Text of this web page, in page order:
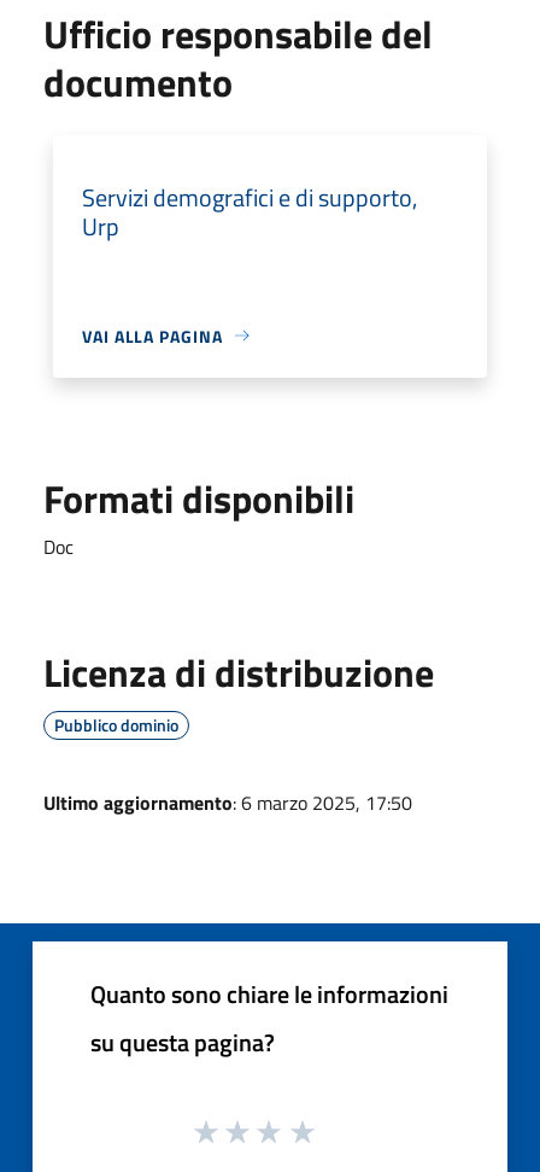
Ufficio responsabile del
documento
Servizi demografici e di supporto,
Urp
VAI ALLA PAGINA
Formati disponibili
Doc
Licenza di distribuzione
Pubblico dominio
Ultimo aggiornamento: 6 marzo 2025, 17:50
Quanto sono chiare le informazioni
su questa pagina?